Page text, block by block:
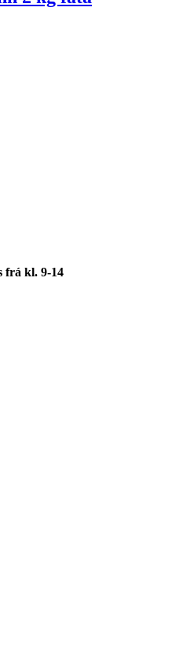
frá kl. 9-14